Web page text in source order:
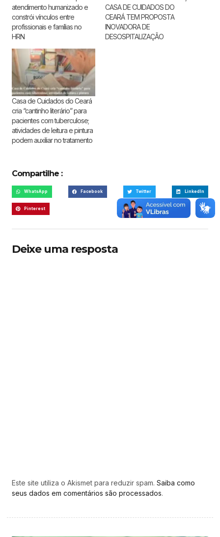
atendimento humanizado e
constrói vínculos entre
profissionais e famílias no
HRN
CASA DE CUIDADOS DO
CEARÁ TEM PROPOSTA
INOVADORA DE
DESOSPITALIZAÇÃO
Casa de Cuidados do Ceará
cria “cantinho literário” para
pacientes com tuberculose;
atividades de leitura e pintura
podem auxiliar no tratamento
Compartilhe :
WhatsApp Facebook Twitter LinkedIn
Pinterest
Deixe uma resposta
Este site utiliza o Akismet para reduzir spam. Saiba como
seus dados em comentários são processados.